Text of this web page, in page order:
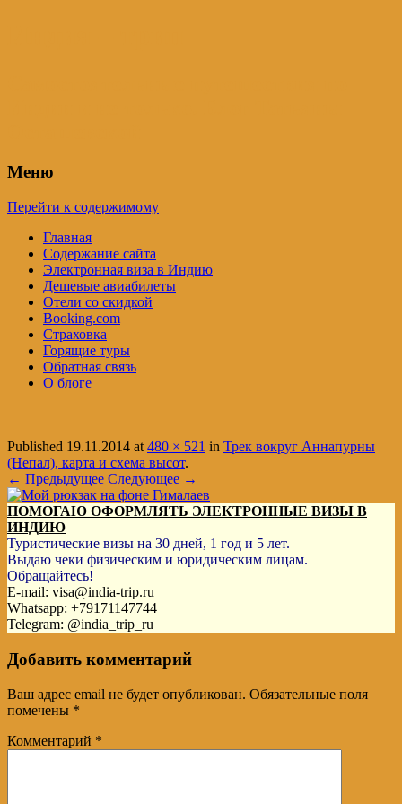
Меню
Перейти к содержимому
Главная
Содержание сайта
Электронная виза в Индию
Дешевые авиабилеты
Отели со скидкой
Booking.com
Страховка
Горящие туры
Обратная связь
О блоге
Published 19.11.2014 at480 × 521 in Трек вокруг Аннапурны
(Непал), карта и схема высот.
← Предыдущее Следующее →
ПОМОГАЮ ОФОРМЛЯТЬ ЭЛЕКТРОННЫЕ ВИЗЫ В
ИНДИЮ
Туристические визы на 30 дней, 1 год и 5 лет.
Выдаю чеки физическим и юридическим лицам.
Обращайтесь!
E-mail: visa@india-trip.ru
Whatsapp: +79171147744
Telegram: @india_trip_ru
Добавить комментарий
Ваш адрес email не будет опубликован. Обязательные поля
помечены *
Комментарий *